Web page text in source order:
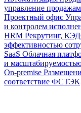
управление
Проектный офис
и контролем
HRM Рекрутинг,
эффективностью
SaaS Облачная
и
On-premise
соответствие ФСТЭК